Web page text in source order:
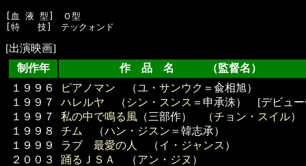
[血 液 型]　Ｏ型
[出演映画]
制作年
作 品 名 （監督名）
１９９６
１９９７
１９９７
１９９８
１９９９
２００３
ピアノマン （ユ・サンウク ＝兪相旭）
ハレルヤ （ シン・スンス ＝申承洙） [デビュ
私の中で鳴る風 （三部作） （チョン・スイル）
チム
（ハン・ジスン ＝韓志承）
ラブ 最愛の人
（イ・ジャンス ）
踊るＪＳＡ
（アン・ジヌ ）